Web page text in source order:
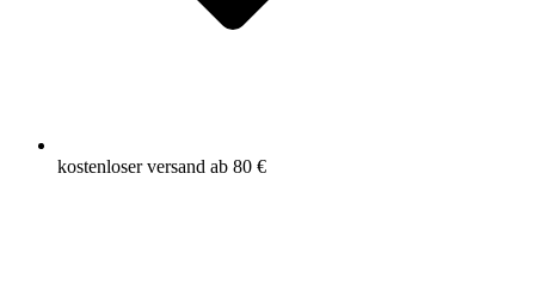
kostenloser versand ab 80 €